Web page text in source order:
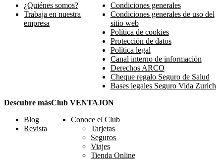
¿Quiénes somos?
Trabaja en nuestra
empresa
Condiciones generales
Condiciones generales de uso del
sitio web
Política de cookies
Protección de datos
Política legal
Canal interno de información
Derechos ARCO
Cheque regalo Seguro de Salud
Bases legales Seguro Vida Zurich
Descubre más
Blog
Revista
Club VENTAJON
Conoce el Club
Tarjetas
Seguros
Viajes
Tienda Online